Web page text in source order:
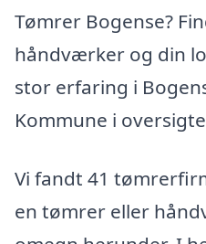
Tømrer Bogense?
håndværker og din
stor erfaring i
Kommune i
Vi fandt 41
en tømrer eller